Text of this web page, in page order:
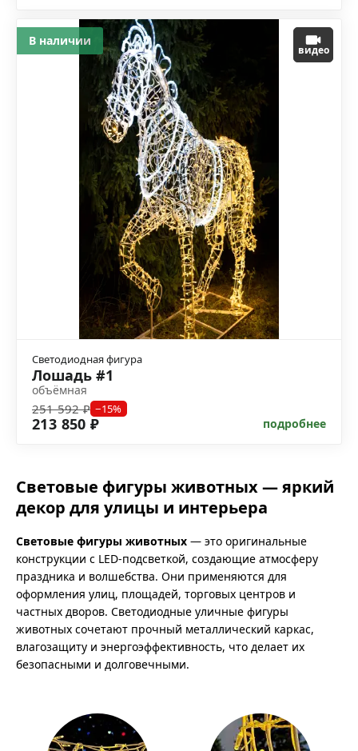
видео
Светодиодная фигура
Лошадь #1
объёмная
251 592 ₽ −15%
213 850 ₽ подробнее
В наличии
Световые фигуры животных — яркий
декор для улицы и интерьера
Световые фигуры животных — это оригинальные
конструкции с LED-подсветкой, создающие атмосферу
праздника и волшебства. Они применяются для
оформления улиц, площадей, торговых центров и
частных дворов. Светодиодные уличные фигуры
животных сочетают прочный металлический каркас,
влагозащиту и энергоэффективность, что делает их
безопасными и долговечными.